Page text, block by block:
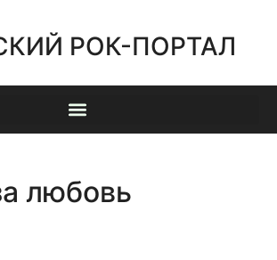
РОК-ПОРТАЛ
любовь